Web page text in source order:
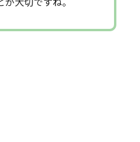
大切ですね。